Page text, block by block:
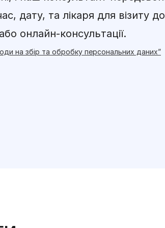
дату, та лікаря для візиту до
онлайн-консультації.
на збір та обробку персональних даних”